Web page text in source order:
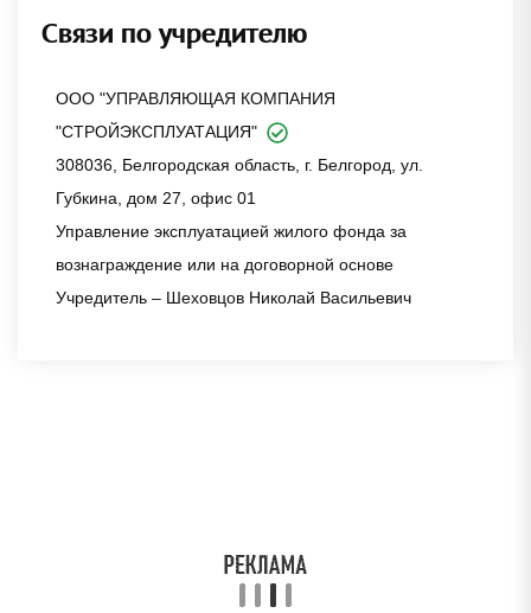
Связи по учредителю
ООО "УПРАВЛЯЮЩАЯ КОМПАНИЯ
"СТРОЙЭКСПЛУАТАЦИЯ"
308036, Белгородская область, г. Белгород, ул.
Губкина, дом 27, офис 01
Управление эксплуатацией жилого фонда за
вознаграждение или на договорной основе
Учредитель – Шеховцов Николай Васильевич